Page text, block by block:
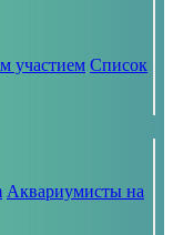
участием Список
Аквариумисты на